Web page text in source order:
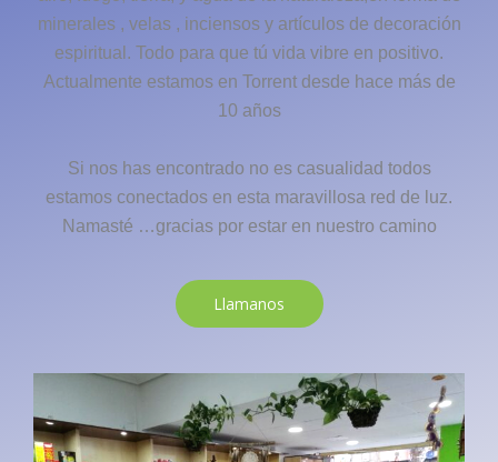
minerales , velas , inciensos y artículos de decoración
espiritual. Todo para que tú vida vibre en positivo.
Actualmente estamos en Torrent desde hace más de
10 años
Si nos has encontrado no es casualidad todos
estamos conectados en esta maravillosa red de luz.
Namasté …gracias por estar en nuestro camino
Llamanos